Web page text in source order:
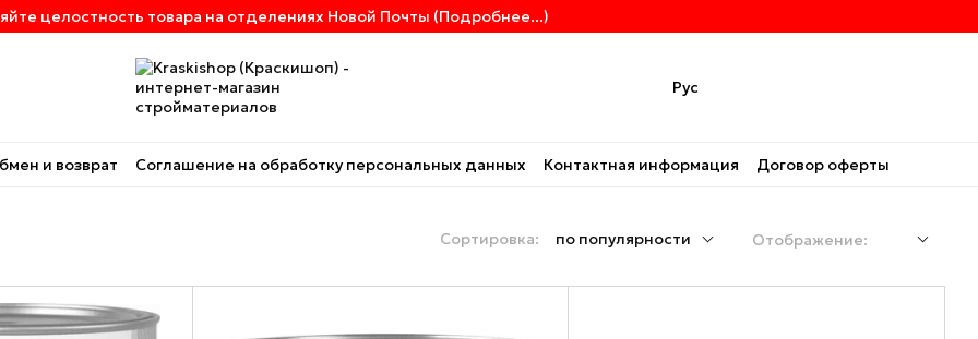
целостность товара на отделениях Новой Почты (Подробнее...)
Рус
и возврат Соглашение на обработку персональных данных Контактная информация Договор оферты
Сортировка: по популярности Отображение: